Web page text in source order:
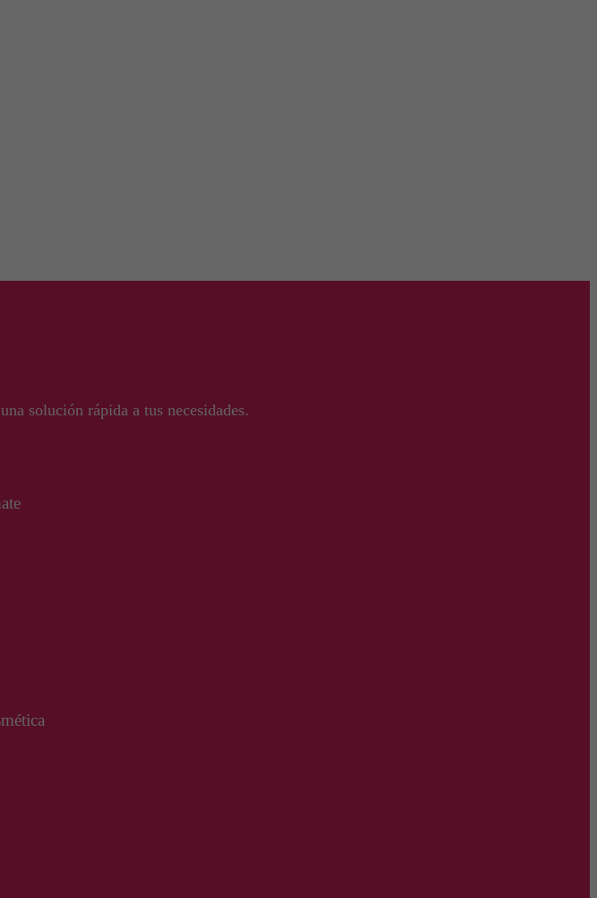
solución rápida a tus necesidades.